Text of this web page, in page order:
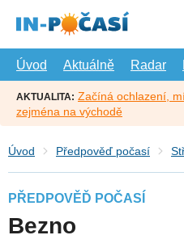
hlavní
Úvod
Aktuálně Radar
AKTUALITA: Začíná ochlazení,
zejména na východě
Úvod Předpověď počasí
PŘEDPOVĚĎ POČASÍ
Bezno